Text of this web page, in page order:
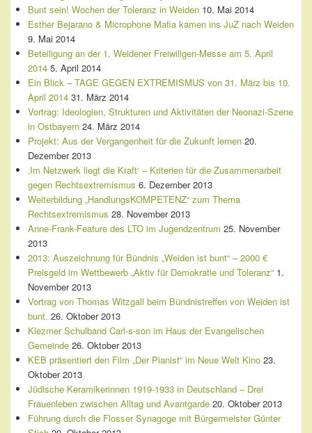
Bunt sein! Wochen der Toleranz in Weiden 10. Mai 2014
Esther Bejarano & Microphone Mafia kamen ins JuZ nach Weiden
9. Mai 2014
Beteiligung an der 1. Weidener Freiwiligen-Messe am 5. April
2014 5. April 2014
Ein Blick – TAGE GEGEN EXTREMISMUS von 31. März bis 10.
April 2014 31. März 2014
Vortrag: Ideologien, Strukturen und Aktivitäten der Neonazi-Szene
in Ostbayern 24. März 2014
Projekt: Aus der Vergangenheit für die Zukunft lernen 20.
Dezember 2013
‚Im Netzwerk liegt die Kraft‘ – Kriterien für die Zusammenarbeit
gegen Rechtsextremismus 6. Dezember 2013
Weiterbildung „HandlungsKOMPETENZ“ zum Thema
Rechtsextremismus 28. November 2013
Anne-Frank-Feature des LTO im Jugendzentrum 25. November
2013
2013: Auszeichnung für Bündnis „Weiden ist bunt“ – 2000 €
Preisgeld im Wettbewerb „Aktiv für Demokratie und Toleranz“ 1.
November 2013
Vortrag von Thomas Witzgall beim Bündnistreffen von Weiden ist
bunt. 26. Oktober 2013
Klezmer Schulband Carl-s-son im Haus der Evangelischen
Gemeinde 26. Oktober 2013
KEB präsentiert den Film „Der Pianist“ im Neue Welt Kino 23.
Oktober 2013
Jüdische Keramikerinnen 1919-1933 in Deutschland – Drei
Frauenleben zwischen Alltag und Avantgarde 20. Oktober 2013
Führung durch die Flosser Synagoge mit Bürgermeister Günter